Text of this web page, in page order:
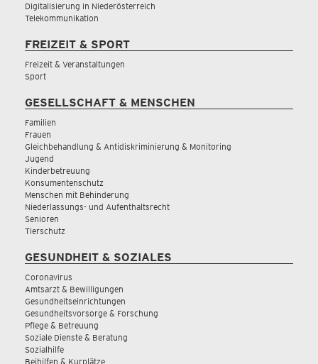
Digitalisierung in Niederösterreich
Telekommunikation
FREIZEIT & SPORT
Freizeit & Veranstaltungen
Sport
GESELLSCHAFT & MENSCHEN
Familien
Frauen
Gleichbehandlung & Antidiskriminierung & Monitoring
Jugend
Kinderbetreuung
Konsumentenschutz
Menschen mit Behinderung
Niederlassungs- und Aufenthaltsrecht
Senioren
Tierschutz
GESUNDHEIT & SOZIALES
Coronavirus
Amtsarzt & Bewilligungen
Gesundheitseinrichtungen
Gesundheitsvorsorge & Forschung
Pflege & Betreuung
Soziale Dienste & Beratung
Sozialhilfe
Beihilfen & Kurplätze